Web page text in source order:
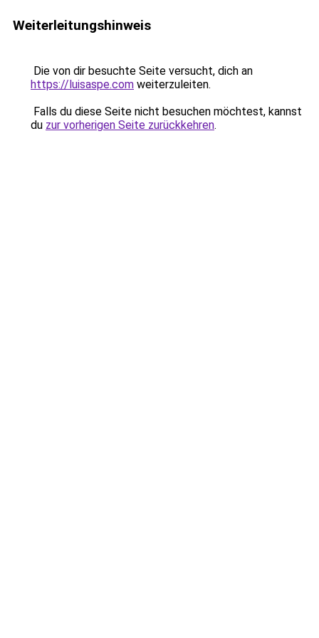
Weiterleitungshinweis
Die von dir besuchte Seite versucht, dich an
https://luisaspe.com weiterzuleiten.
Falls du diese Seite nicht besuchen möchtest, kannst
du zur vorherigen Seite zurückkehren.